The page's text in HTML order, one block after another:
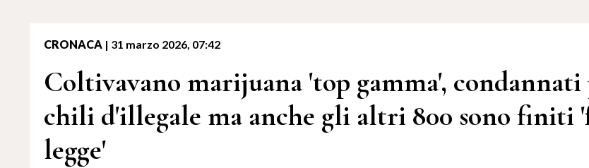
CRONACA | 31 marzo 2026, 07:42
Coltivavano marijuana 'top gamma', condannati
chili d'illegale ma anche gli altri 800 sono finiti
legge'